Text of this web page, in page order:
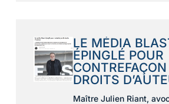
LE MÉDIA
ÉPINGLÉ POUR
CONTREFAÇON
DROITS
Maître Julien Riant,